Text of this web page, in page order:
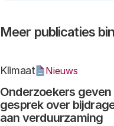
Meer publicaties
Onderzoekers
gesprek over
aan verduurzaming
Klimaat Nieuws